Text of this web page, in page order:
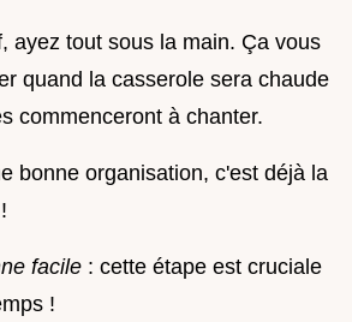
ayez tout sous la main. Ça vous
quand la casserole sera chaude
commenceront à chanter.
bonne organisation, c'est déjà la
facile : cette étape est cruciale
!